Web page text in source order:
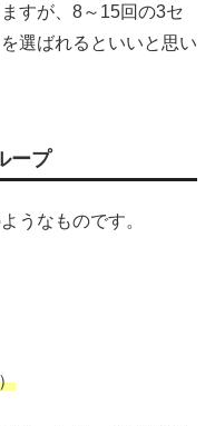
すが、8～15回の3セ
選ばれるといいと思い
ープ
うなものです。